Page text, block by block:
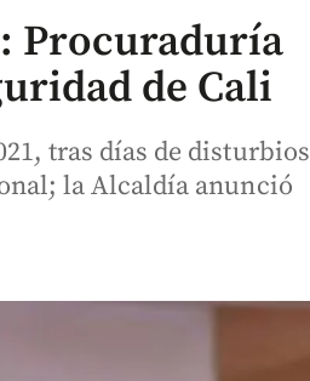
Procuraduría
de Cali
tras días de disturbios
la Alcaldía anunció